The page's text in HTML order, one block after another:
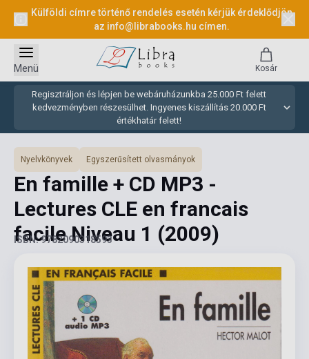
Külföldi címre történő rendelés esetén kérjük érdeklődjön
az info@librabooks.hu címen.
Regisztráljon és lépjen be webáruházunkba 25.000 Ft felett
kedvezményben részesülhet. Ingyenes kiszállítás 20.000 Ft
értékhatár felett!
Menü Kosár
Nyelvkönyvek Egyszerűsített olvasmányok
En famille + CD MP3 -
Lectures CLE en francais
facile Niveau 1 (2009)
ISBN: 9782090318593